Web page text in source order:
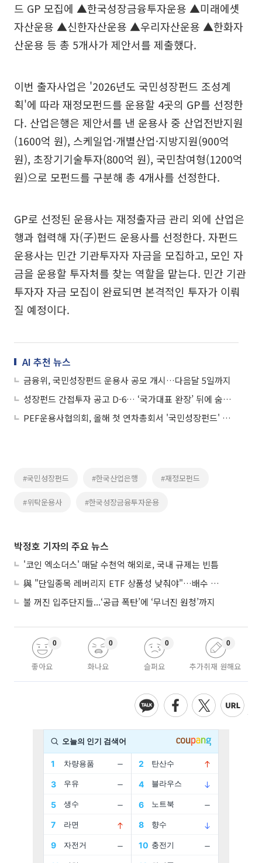
드 GP 모집에 ▲한국성장금융투자운용 ▲미래에셋
자산운용 ▲신한자산운용 ▲우리자산운용 ▲한화자
산운용 등 총 5개사가 제안서를 제출했다.
이번 출자사업은 '2026년도 국민성장펀드 조성계
획'에 따라 재정모펀드를 운용할 4곳의 GP를 선정한
다. 산업은행은 제안서를 낸 운용사 중 산업전반지원
(1600억 원), 스케일업·개별산업·지방지원(900억
원), 초장기기술투자(800억 원), 국민참여형(1200억
원)으로 모펀드를 구분해 총 4개사를 선정한다.
GP로 선정된 운용사는 재정출자금 관리 외에 산업은
행과 협력해 자(子)펀드 운용사를 선정한다. 자펀드
운용사는 민간 기관투자자 자금을 모집하고, 모인 자
금을 운용할 투자처를 찾는 역할을 맡는다. 민간 기관
투자자 자금 모집이 완료되면 본격적인 투자가 이뤄
질 예정이다.
AI 추천 뉴스
금융위, 국민성장펀드 운용사 공모 개시…다음달 5일까지
성장펀드 간접투자 공고 D-6… ‘국가대표 완장’ 뒤에 숨은 GP들의 주판알
PEF운용사협의회, 올해 첫 연차총회서 '국민성장펀드' 대응 점검
#국민성장펀드 #한국산업은행 #재정모펀드
#위탁운용사 #한국성장금융투자운용
박정호 기자의 주요 뉴스
'코인 엑소더스' 매달 수천억 해외로, 국내 규제는 빈틈
與 "단일종목 레버리지 ETF 상품성 낮춰야"…배수 조정안도 거론
불 꺼진 입주단지들...‘공급 폭탄’에 ‘무너진 원청’까지
좋아요
0
화나요
0
슬퍼요
0
추가취재 원해요
0